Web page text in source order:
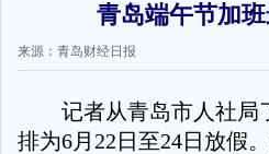
青岛端午节加
来源：青岛财经日报
记者从青岛市人社局了
排为6月22日至24日放假